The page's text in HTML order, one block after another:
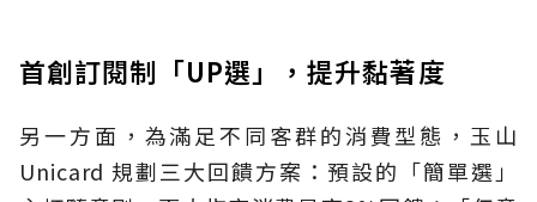
首創訂閱制「UP選」，提升黏著度
另一方面，為滿足不同客群的消費型態，玉山
Unicard 規劃三大回饋方案：預設的「簡單選」